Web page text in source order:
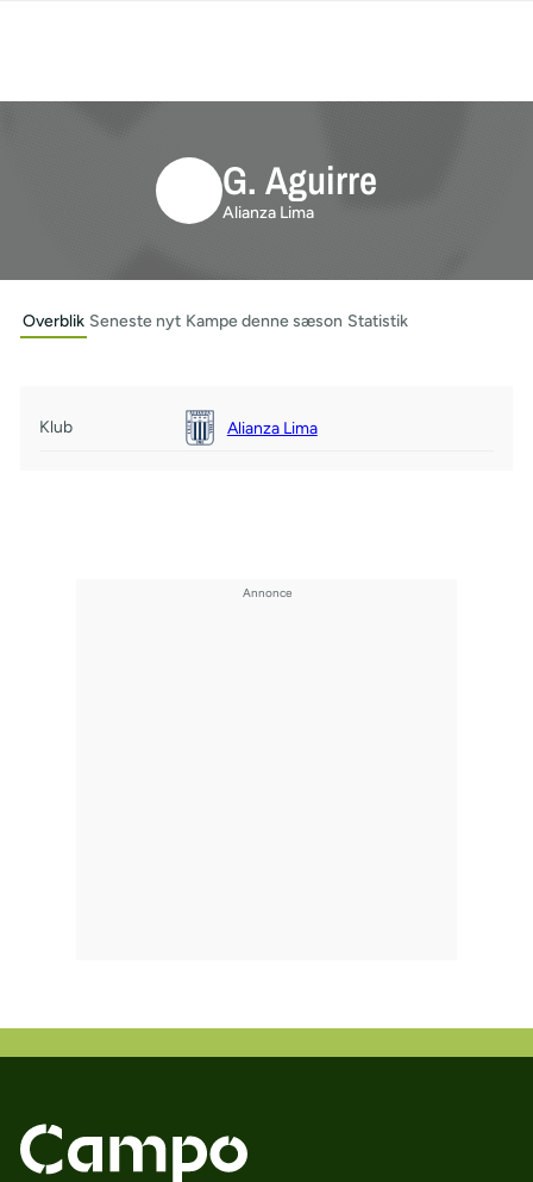
G. Aguirre
Alianza Lima
Overblik Seneste nyt Kampe denne sæson Statistik
Klub Alianza Lima